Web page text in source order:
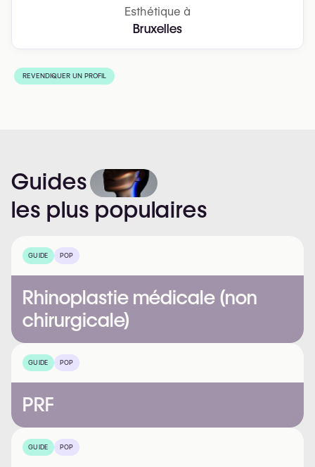
Esthétique à
Bruxelles
REVENDIQUER UN PROFIL
Guides
les plus populaires
GUIDE POP
Rhinoplastie médicale (non
chirurgicale)
GUIDE POP
PRF
GUIDE POP